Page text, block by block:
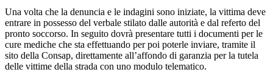
Una volta che la denuncia e le indagini sono iniziate, la vittima deve
entrare in possesso del verbale stilato dalle autorità e dal referto del
pronto soccorso. In seguito dovrà presentare tutti i documenti per le
cure mediche che sta effettuando per poi poterle inviare, tramite il
sito della Consap, direttamente all’affondo di garanzia per la tutela
delle vittime della strada con uno modulo telematico.